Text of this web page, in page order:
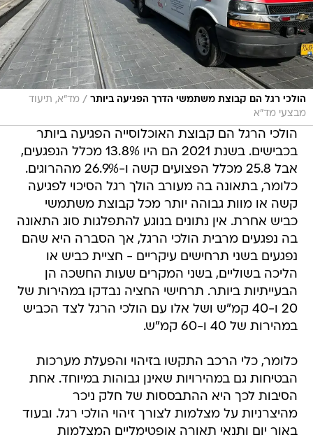
הולכי רגל הם קבוצת משתמשי הדרך הפגיעה ביותר / מד"א, תיעוד
מבצעי מד"א
הולכי הרגל הם קבוצת האוכלוסייה הפגיעה ביותר
בכבישים. בשנת 2021 הם היו 13.8% מכלל הנפגעים,
אבל 25.8 מכלל הפצועים קשה ו-26.9% מההרוגים.
כלומר, בתאונה בה מעורב הולך רגל הסיכוי לפגיעה
קשה או מוות גבוהה יותר מכל קבוצת משתמשי
כביש אחרת. אין נתונים בנוגע להתפלגות סוג התאונה
בה נפגעים מרבית הולכי הרגל, אך הסברה היא שהם
נפגעים בשני תרחישים עיקריים - חציית כביש או
הליכה בשוליים, בשני המקרים שעות החשכה הן
הבעייתיות ביותר. תרחישי החציה נבדקו במהירות של
20 ו-40 קמ"ש ושל אלו עם הולכי הרגל לצד הכביש
במהירות של 40 ו-60 קמ"ש.
כלומר, כלי הרכב התקשו בזיהוי והפעלת מערכות
הבטיחות גם במהירויות שאינן גבוהות במיוחד. אחת
הסיבות לכך היא ההתבססות של חלק ניכר
מהיצרניות על מצלמות לצורך זיהוי הולכי רגל. ובעוד
באור יום ותנאי תאורה אופטימליים המצלמות